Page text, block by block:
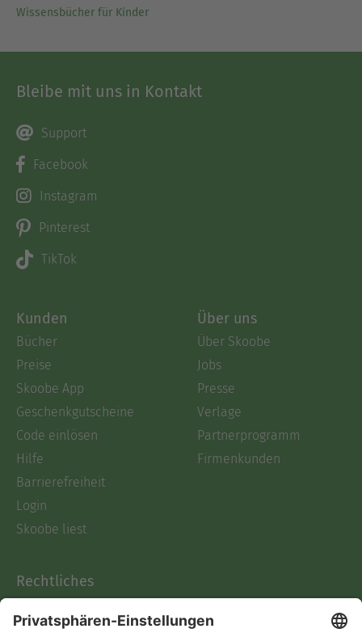
Wissensbücher für Kinder
Bleibe mit uns in Kontakt
Support
Facebook
Instagram
Pinterest
TikTok
Kunden
Bücher
Preise
Skoobe App
Geschenkgutscheine
Code einlösen
Hilfe
Barrierefreiheit
Login
Skoobe liest
Über uns
Über Skoobe
Jobs
Presse
Verlage
Partnerprogramm
Firmenkunden
Rechtliches
AGB